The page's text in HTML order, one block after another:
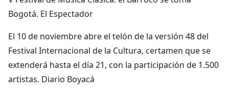
Bogotá. El Espectador
El 10 de noviembre abre el telón de la versión 48 del
Festival Internacional de la Cultura, certamen que se
extenderá hasta el día 21, con la participación de 1.500
artistas. Diario Boyacá